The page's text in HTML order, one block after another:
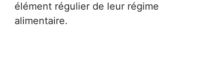
élément régulier de leur régime
alimentaire.